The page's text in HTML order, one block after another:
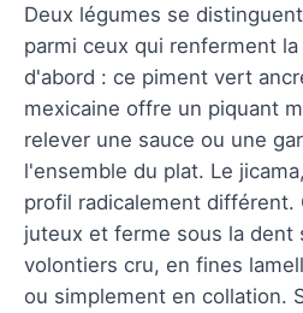
Deux légumes se
parmi ceux qui renferment
d'abord : ce piment vert
mexicaine offre un piquant
relever une sauce ou une
l'ensemble du plat. Le
profil radicalement différent.
juteux et ferme sous la dent
volontiers cru, en fines
ou simplement en collation.